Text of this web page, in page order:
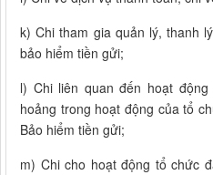
k) Chi tham gia quản lý, thanh
bảo hiểm tiền gửi;
l) Chi liên quan đến hoạt
hoảng trong hoạt động của tổ
Bảo hiểm tiền gửi;
m) Chi cho hoạt động tổ chức